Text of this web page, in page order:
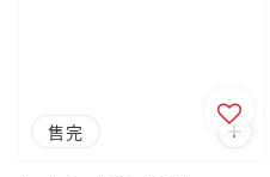
售完